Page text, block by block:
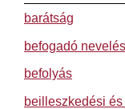
barátság
befogadó nevelés
befolyás
beilleszkedési